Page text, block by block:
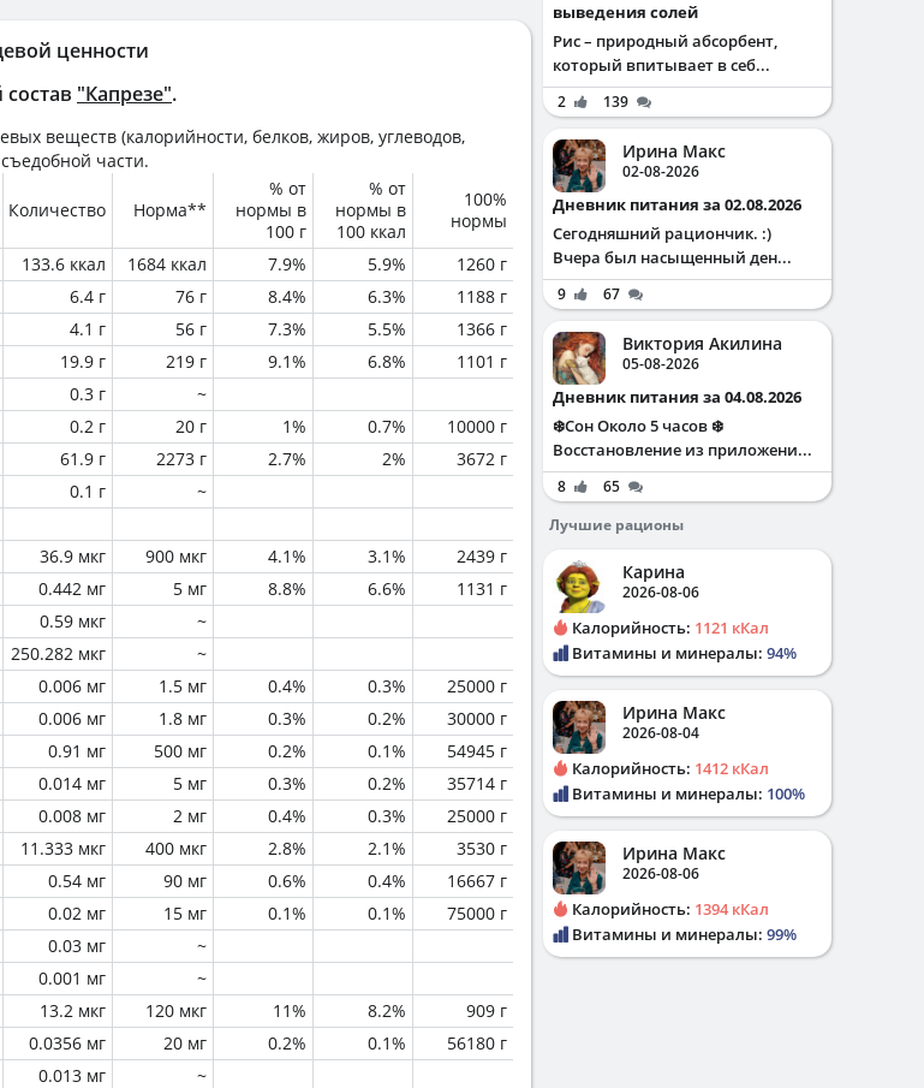
ценности
"Капрезе".
веществ (калорийности, белков, жиров, углеводов,
съедобной части.
Количество Норма**
% от
нормы в
100 г
% от
нормы в
100 ккал
100%
нормы
133.6 ккал 1684 ккал 7.9% 5.9%
1260 г
6.4 г 76 г 8.4% 6.3%
1188 г
4.1 г 56 г 7.3% 5.5%
1366 г
19.9 г 219 г 9.1% 6.8%
1101 г
0.3 г
~
0.2 г 20 г 1% 0.7%
10000 г
61.9 г 2273 г 2.7% 2%
3672 г
0.1 г ~
36.9 мкг 900 мкг 4.1% 3.1%
2439 г
0.442 мг 5 мг 8.8% 6.6%
1131 г
0.59 мкг
~
250.282 мкг
~
0.006 мг 1.5 мг 0.4% 0.3%
25000 г
0.006 мг 1.8 мг 0.3% 0.2%
30000 г
0.91 мг 500 мг 0.2% 0.1%
54945 г
0.014 мг 5 мг 0.3% 0.2%
35714 г
0.008 мг 2 мг 0.4% 0.3%
25000 г
11.333 мкг 400 мкг 2.8% 2.1%
3530 г
0.54 мг 90 мг 0.6% 0.4%
16667 г
0.02 мг 15 мг 0.1% 0.1%
75000 г
0.03 мг
~
0.001 мг
~
13.2 мкг 120 мкг 11% 8.2%
909 г
0.0356 мг 20 мг 0.2% 0.1%
56180 г
0.013 мг ~
выведения солей
Рис – природный абсорбент,
который впитывает в себ...
2 139
Ирина Макс
02-08-2026
Дневник питания за 02.08.2026
Сегодняшний рациончик. :)
Вчера был насыщенный ден...
9 67
Виктория Акилина
05-08-2026
Дневник питания за 04.08.2026
❄️Сон Около 5 часов ❄️
Восстановление из приложени...
8
65
Лучшие рационы
Карина
2026-08-06
Калорийность: 1121 кКал
Витамины и минералы: 94%
Ирина Макс
2026-08-04
Калорийность: 1412 кКал
Витамины и минералы: 100%
Ирина Макс
2026-08-06
Калорийность: 1394 кКал
Витамины и минералы: 99%